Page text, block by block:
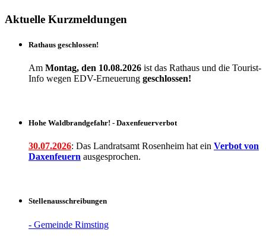
Aktuelle Kurzmeldungen
Rathaus geschlossen!
Am Montag, den 10.08.2026 ist das Rathaus und die Tourist-
Info wegen EDV-Erneuerung geschlossen!
Hohe Waldbrandgefahr! - Daxenfeuerverbot
30.07.2026: Das Landratsamt Rosenheim hat ein Verbot von
Daxenfeuern ausgesprochen.
Stellenausschreibungen
- Gemeinde Rimsting